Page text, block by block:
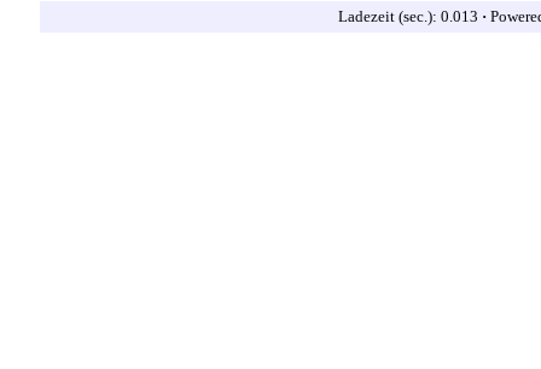
Ladezeit (sec.): 0.013 ·